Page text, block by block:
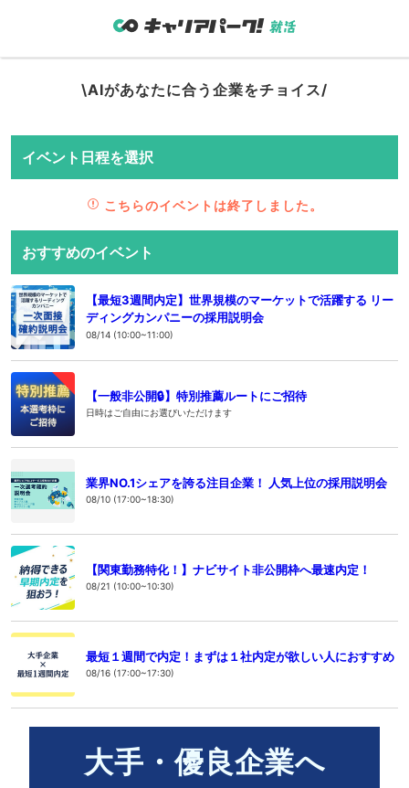
\AIがあなたに合う企業をチョイス/
イベント日程を選択
こちらのイベントは終了しました。
おすすめのイベント
【最短3週間内定】世界規模のマーケットで活躍する リー
ディングカンパニーの採用説明会
08/14 (10:00~11:00)
【一般非公開🔒️】特別推薦ルートにご招待
日時はご自由にお選びいただけます
業界NO.1シェアを誇る注目企業！ 人気上位の採用説明会
08/10 (17:00~18:30)
【関東勤務特化！】ナビサイト非公開枠へ最速内定！
08/21 (10:00~10:30)
最短１週間で内定！まずは１社内定が欲しい人におすすめ
08/16 (17:00~17:30)
大手・優良企業へ